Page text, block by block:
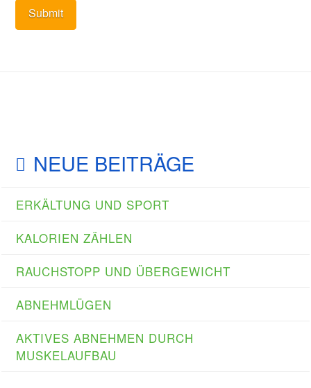
NEUE BEITRÄGE
ERKÄLTUNG UND SPORT
KALORIEN ZÄHLEN
RAUCHSTOPP UND ÜBERGEWICHT
ABNEHMLÜGEN
AKTIVES ABNEHMEN DURCH
MUSKELAUFBAU